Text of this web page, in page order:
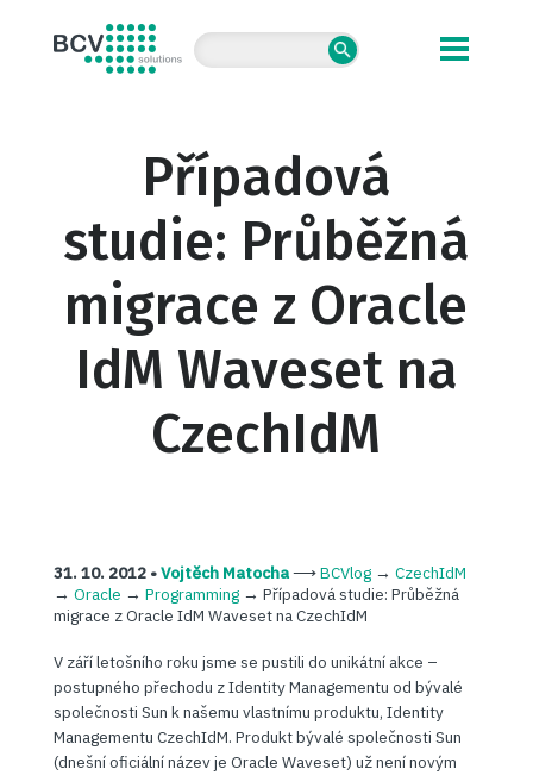
BCV solutions s.r.o.
Případová
studie: Průběžná
migrace z Oracle
IdM Waveset na
CzechIdM
31. 10. 2012 •Vojtěch Matocha⟶BCVlog→ CzechIdM
→ Oracle → Programming→ Případová studie: Průběžná
migrace z Oracle IdM Waveset na CzechIdM
V září letošního roku jsme se pustili do unikátní akce –
postupného přechodu z Identity Managementu od bývalé
společnosti Sun k našemu vlastnímu produktu, Identity
Managementu CzechIdM. Produkt bývalé společnosti Sun
(dnešní oficiální název je Oracle Waveset) už není novým